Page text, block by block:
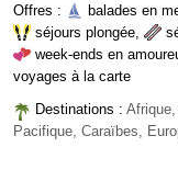
Offres :
balades en
séjours plongée,
week-ends en
voyages à la carte
Destinations :
Pacifique, Caraïbes,